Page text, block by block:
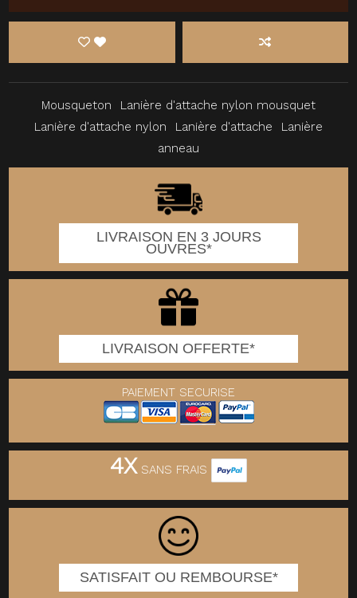
Mousqueton
Lanière d'attache nylon mousquet
Lanière d'attache nylon
Lanière d'attache
Lanière
anneau
LIVRAISON EN 3 JOURS
OUVRES*
LIVRAISON OFFERTE*
PAIEMENT SECURISE
4XSANS FRAIS
SATISFAIT OU REMBOURSE*